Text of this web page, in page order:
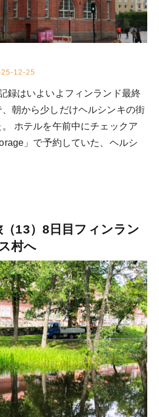
12-25
録はいよいよフィンランド最終
朝から少しだけヘルシンキの街
ホテルを午前中にチェックア
」で予約していた、ヘルシ
13）8日目フィンラン
村へ